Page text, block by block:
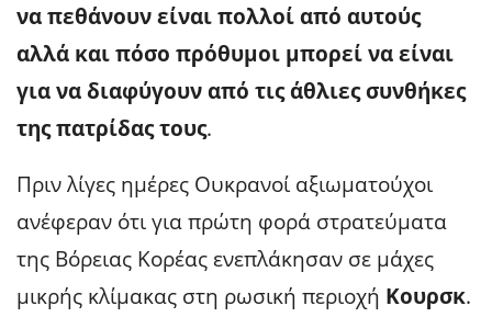
να πεθάνουν είναι πολλοί από αυτούς
αλλά και πόσο πρόθυμοι μπορεί να είναι
για να διαφύγουν από τις άθλιες συνθήκες
της πατρίδας τους.
Πριν λίγες ημέρες Ουκρανοί αξιωματούχοι
ανέφεραν ότι για πρώτη φορά στρατεύματα
της Βόρειας Κορέας ενεπλάκησαν σε μάχες
μικρής κλίμακας στη ρωσική περιοχή Κουρσκ.